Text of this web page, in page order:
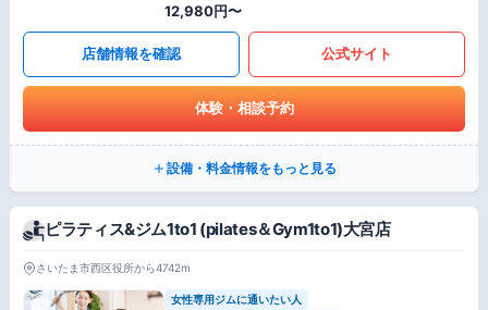
12,980円〜
店舗情報を確認 公式サイト
体験・相談予約
設備・料金情報をもっと見る
ピラティス&ジム1to1 (pilates＆Gym1to1)大宮店
さいたま市西区役所から4742m
女性専用ジムに通いたい人